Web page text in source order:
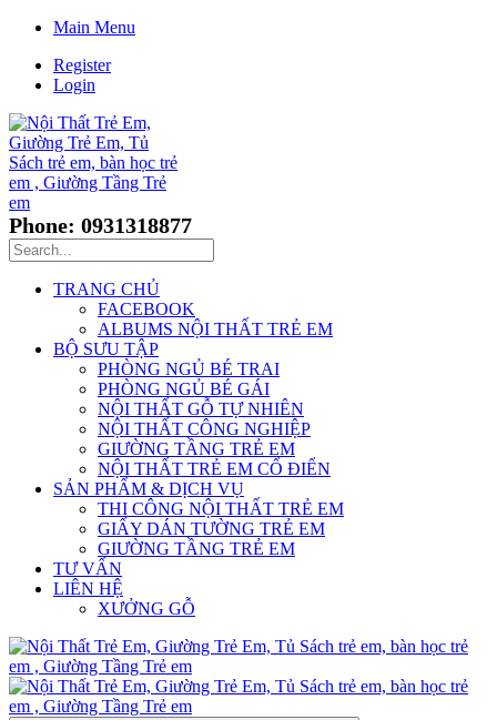
Main Menu
Register
Login
Phone: 0931318877
TRANG CHỦ
FACEBOOK
ALBUMS NỘI THẤT TRẺ EM
BỘ SƯU TẬP
PHÒNG NGỦ BÉ TRAI
PHÒNG NGỦ BÉ GÁI
NỘI THẤT GỖ TỰ NHIÊN
NỘI THẤT CÔNG NGHIỆP
GIƯỜNG TẦNG TRẺ EM
NỘI THẤT TRẺ EM CỔ ĐIỂN
SẢN PHẨM & DỊCH VỤ
THI CÔNG NỘI THẤT TRẺ EM
GIẤY DÁN TƯỜNG TRẺ EM
GIƯỜNG TẦNG TRẺ EM
TƯ VẤN
LIÊN HỆ
XƯỞNG GỖ